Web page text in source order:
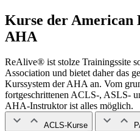
Kurse der American
AHA
ReAlive® ist stolze Trainingssite
Association und bietet daher das
Kurssystem der AHA an. Vom
fortgeschrittenen ACLS-, ASLS-
AHA-Instruktor ist alles möglich.
ACLS-Kurse